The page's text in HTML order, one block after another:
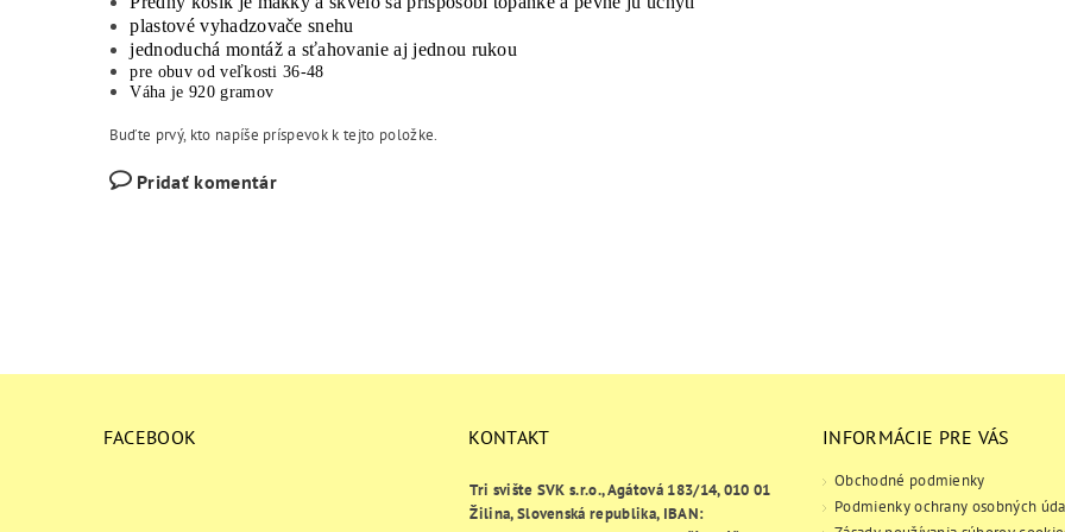
plastové vyhadzovače snehu
jednoduchá montáž a sťahovanie aj jednou rukou
pre obuv od veľkosti 36-48
Váha je 920 gramov
Buďte prvý, kto napíše príspevok k tejto položke.
Pridať komentár
FACEBOOK KONTAKT
Tri svište SVK s.r.o., Agátová 183/14, 010 01
Žilina, Slovenská republika, IBAN:
INFORMÁCIE PRE VÁS
Obchodné podmienky
Podmienky ochrany osobných